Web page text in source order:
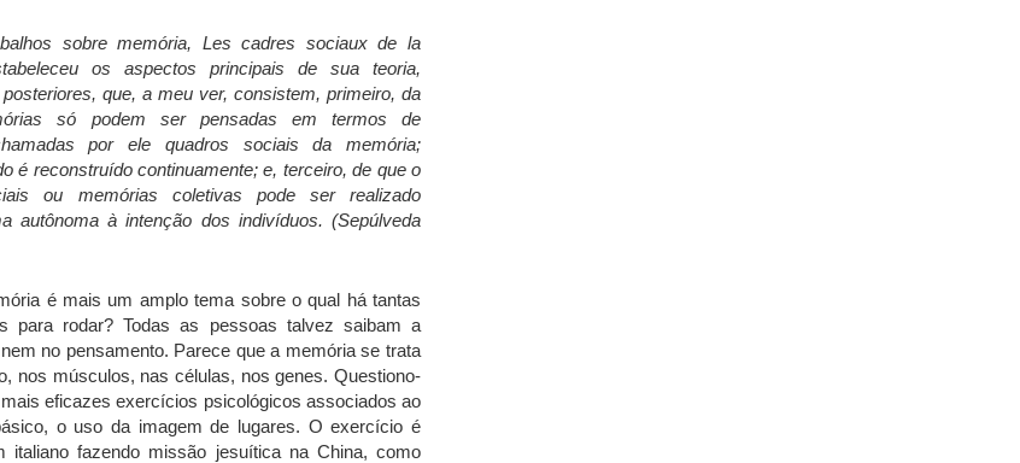
sobre memória, Les cadres sociaux de la
os aspectos principais de sua teoria,
que, a meu ver, consistem, primeiro, da
só podem ser pensadas em termos de
por ele quadros sociais da memória;
é reconstruído continuamente; e, terceiro, de que o
ou memórias coletivas pode ser realizado
autônoma à intenção dos indivíduos. (Sepúlveda
é mais um amplo tema sobre o qual há tantas
para rodar? Todas as pessoas talvez saibam a
no pensamento. Parece que a memória se trata
nos músculos, nas células, nos genes. Questiono-
eficazes exercícios psicológicos associados ao
o uso da imagem de lugares. O exercício é
italiano fazendo missão jesuítica na China, como